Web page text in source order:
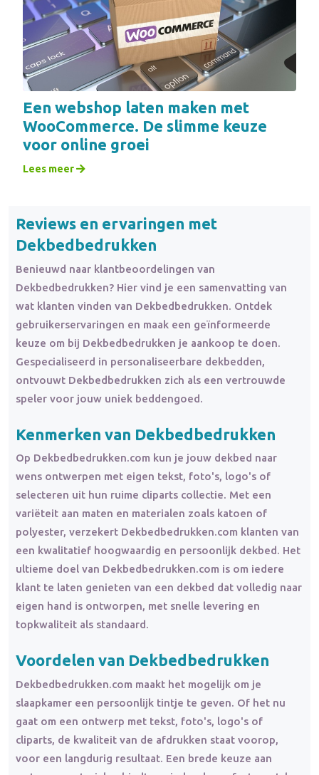
Een webshop laten maken met
WooCommerce. De slimme keuze
voor online groei
Lees meer
Reviews en ervaringen met
Dekbedbedrukken
Benieuwd naar klantbeoordelingen van
Dekbedbedrukken? Hier vind je een samenvatting van
wat klanten vinden van Dekbedbedrukken. Ontdek
gebruikerservaringen en maak een geïnformeerde
keuze om bij Dekbedbedrukken je aankoop te doen.
Gespecialiseerd in personaliseerbare dekbedden,
ontvouwt Dekbedbedrukken zich als een vertrouwde
speler voor jouw uniek beddengoed.
Kenmerken van Dekbedbedrukken
Op Dekbedbedrukken.com kun je jouw dekbed naar
wens ontwerpen met eigen tekst, foto's, logo's of
selecteren uit hun ruime cliparts collectie. Met een
variëteit aan maten en materialen zoals katoen of
polyester, verzekert Dekbedbedrukken.com klanten van
een kwalitatief hoogwaardig en persoonlijk dekbed. Het
ultieme doel van Dekbedbedrukken.com is om iedere
klant te laten genieten van een dekbed dat volledig naar
eigen hand is ontworpen, met snelle levering en
topkwaliteit als standaard.
Voordelen van Dekbedbedrukken
Dekbedbedrukken.com maakt het mogelijk om je
slaapkamer een persoonlijk tintje te geven. Of het nu
gaat om een ontwerp met tekst, foto's, logo's of
cliparts, de kwaliteit van de afdrukken staat voorop,
voor een langdurig resultaat. Een brede keuze aan